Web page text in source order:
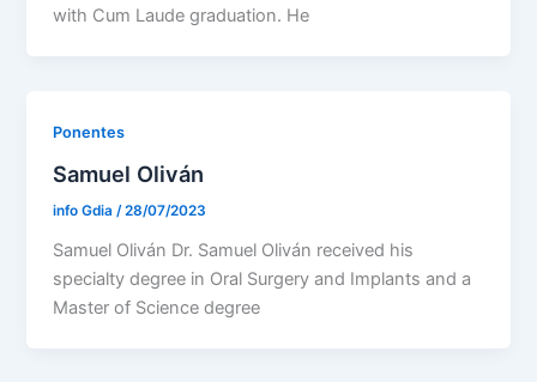
with Cum Laude graduation. He
Ponentes
Samuel Oliván
info Gdia/28/07/2023
Samuel Oliván Dr. Samuel Oliván received his
specialty degree in Oral Surgery and Implants and a
Master of Science degree